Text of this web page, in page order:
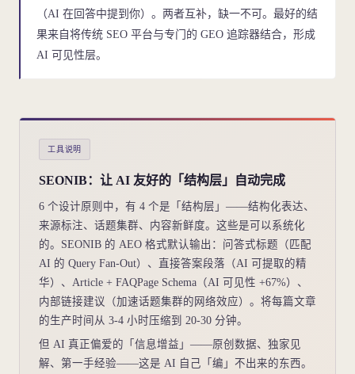
（AI 在回答中提到你）。两者互补，缺一不可。最好的结
果来自将传统 SEO 平台与专门的 GEO 追踪器结合，形成
AI 可见性层。
工具说明
SEONIB：让 AI 友好的「结构层」自动完成
6 个设计原则中，有 4 个是「结构层」——结构化表达、
来源标注、话题集群、内容新鲜度。这些是可以系统化
的。SEONIB 的 AEO 格式默认输出：问答式标题（匹配
AI 的 Query Fan-Out）、直接答案段落（AI 可提取的精
华）、Article + FAQPage Schema（AI 可见性 +67%）、
内部链接建议（加速话题集群的网络效应）。将每篇文章
的生产时间从 3-4 小时压缩到 20-30 分钟。
但 AI 真正偏爱的「信息增益」——原创数据、独家见
解、第一手经验——这是 AI 自己「编」不出来的东西。